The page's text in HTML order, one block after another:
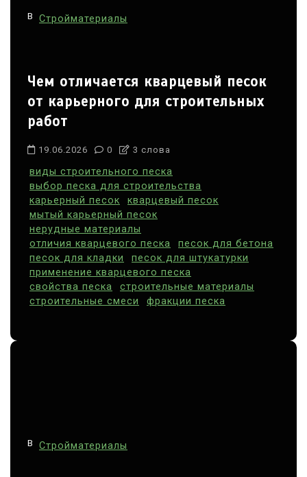
В Стройматериалы
Чем отличается кварцевый песок
от карьерного для строительных
работ
19.06.2026 0 3 слова
виды строительного песка
выбор песка для строительства
карьерный песок
кварцевый песок
мытый карьерный песок
нерудные материалы
отличия кварцевого песка
песок для бетона
песок для кладки
песок для штукатурки
применение кварцевого песка
свойства песка
строительные материалы
строительные смеси
фракции песка
В Стройматериалы